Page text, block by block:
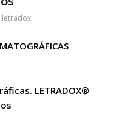
letradox
LETRADOX®